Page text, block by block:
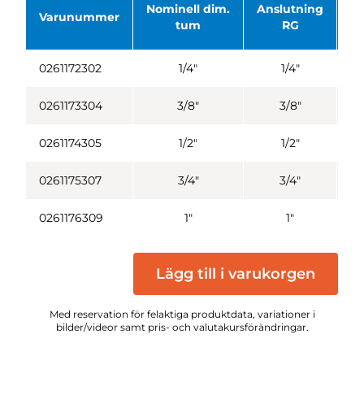
Varunummer
Nominell dim.
tum
Anslutning
RG
0261172302 1/4" 1/4"
0261173304 3/8" 3/8"
0261174305 1/2" 1/2"
0261175307 3/4" 3/4"
0261176309 1" 1"
Lägg till i varukorgen
Med reservation för felaktiga produktdata, variationer i
bilder/videor samt pris- och valutakursförändringar.